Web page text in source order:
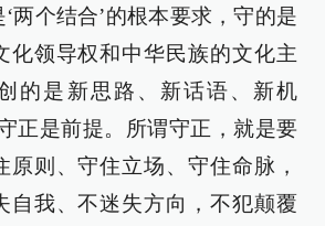
两个结合’的根本要求，守的是
化领导权和中华民族的文化主
的是新思路、新话语、新机
正是前提。所谓守正，就是要
原则、守住立场、守住命脉，
自我、不迷失方向，不犯颠覆